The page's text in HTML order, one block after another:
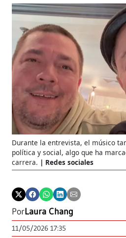
Durante la entrevista, el músico
política y social, algo que ha
carrera.
Redes sociales
PorLaura Chang
11/05/2026 17:35